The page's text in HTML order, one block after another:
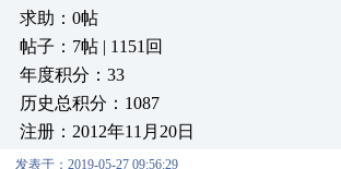
求助：0帖
帖子：7帖 | 1151回
年度积分：33
历史总积分：1087
注册：2012年11月20日
发表于：2019-05-27 09:56:29